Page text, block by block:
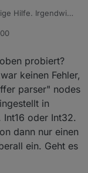
Hilfe. Irgendwie
die IP des WR
red nicht hin.
erstellt.
gemacht:
State init
haben?
probiert?
keinen Fehler,
parser" nodes
in
oder Int32.
dann nur einen
ein. Geht es